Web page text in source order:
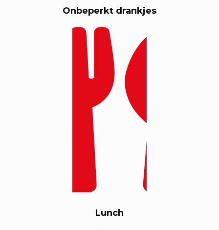
Onbeperkt drankjes
Lunch